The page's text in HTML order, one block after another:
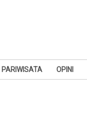
PARIWISATA OPINI